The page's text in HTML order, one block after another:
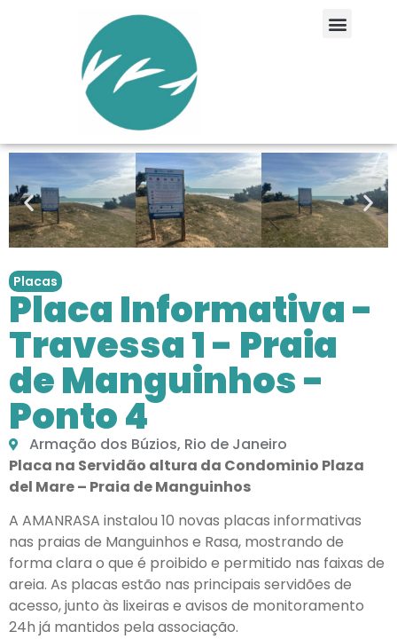
Placas
Placa Informativa -
Travessa 1 - Praia
de Manguinhos -
Ponto 4
Armação dos Búzios, Rio de Janeiro
Placa na Servidão altura da Condominio Plaza
del Mare – Praia de Manguinhos
A AMANRASA instalou 10 novas placas informativas
nas praias de Manguinhos e Rasa, mostrando de
forma clara o que é proibido e permitido nas faixas de
areia. As placas estão nas principais servidões de
acesso, junto às lixeiras e avisos de monitoramento
24h já mantidos pela associação.